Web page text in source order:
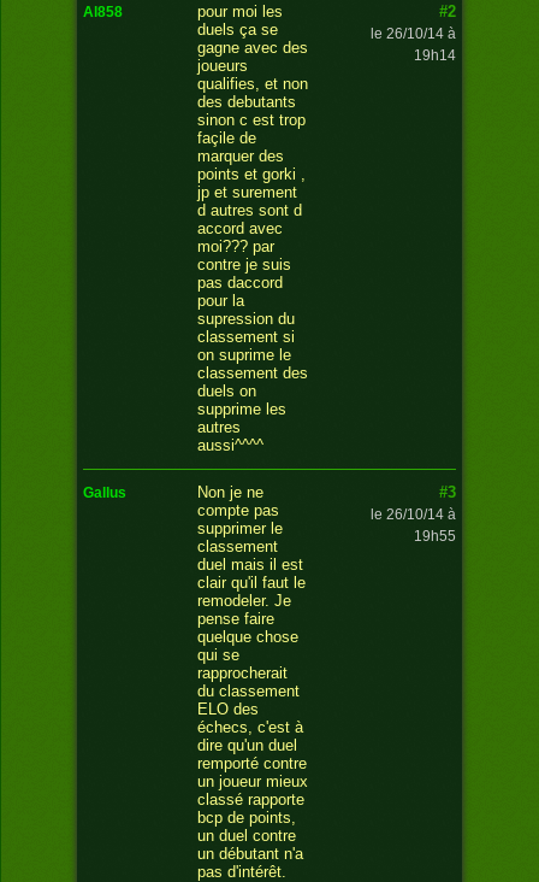
al858
pour moi les
duels ça se
gagne avec des
joueurs
qualifies, et non
des debutants
sinon c est trop
façile de
marquer des
points et gorki ,
jp et surement
d autres sont d
accord avec
moi??? par
contre je suis
pas daccord
pour la
supression du
classement si
on suprime le
classement des
duels on
supprime les
autres
aussi^^^^
#2
le 26/10/14 à
19h14
gallus
Non je ne
compte pas
supprimer le
classement
duel mais il est
clair qu'il faut le
remodeler. Je
pense faire
quelque chose
qui se
rapprocherait
du classement
ELO des
échecs, c'est à
dire qu'un duel
remporté contre
un joueur mieux
classé rapporte
bcp de points,
un duel contre
un débutant n'a
pas d'intérêt.
#3
le 26/10/14 à
19h55